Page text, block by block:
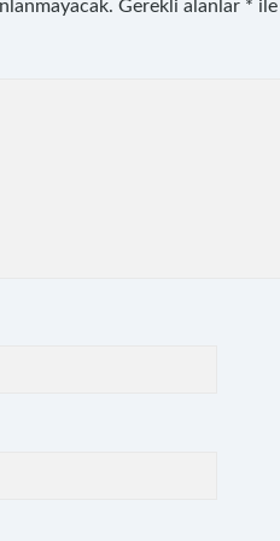
Gerekli alanlar *